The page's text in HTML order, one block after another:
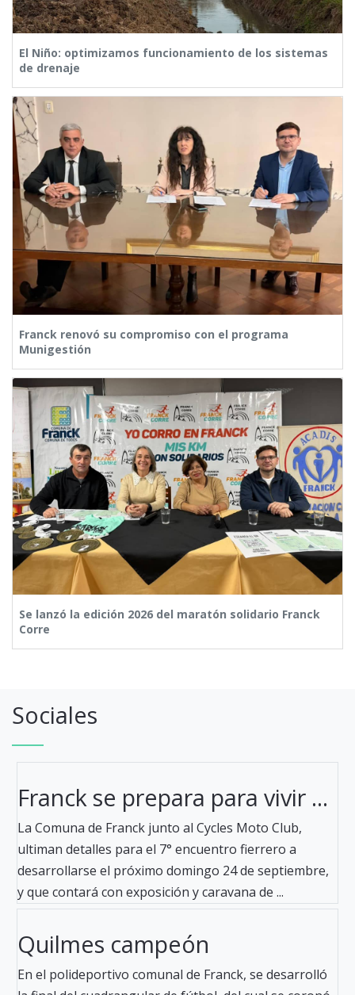
El Niño: optimizamos funcionamiento de los sistemas
de drenaje
Franck renovó su compromiso con el programa
Munigestión
Se lanzó la edición 2026 del maratón solidario Franck
Corre
Sociales
Franck se prepara para vivir ...
La Comuna de Franck junto al Cycles Moto Club,
ultiman detalles para el 7° encuentro fierrero a
desarrollarse el próximo domingo 24 de septiembre,
y que contará con exposición y caravana de ...
Quilmes campeón
En el polideportivo comunal de Franck, se desarrolló